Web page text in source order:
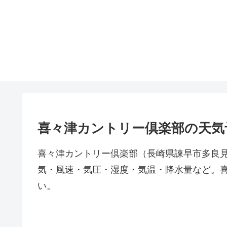
喜々津カントリー倶楽部の天
喜々津カントリー倶楽部（長崎県諫早市多良
気・風速・気圧・湿度・気温・降水量など。
い。